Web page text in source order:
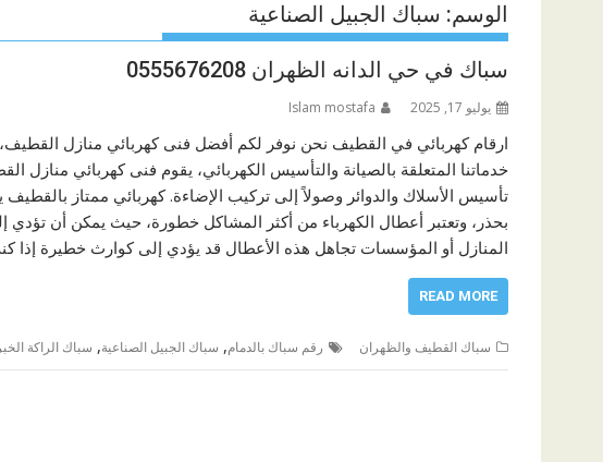
الوسم: سباك الجبيل الصناعية
سباك في حي الدانه الظهران 0555676208
يوليو 17, 2025 Islam mostafa
ارقام كهربائي في القطيف نحن نوفر لكم أفضل فنى كهربائي منازل
خدماتنا المتعلقة بالصيانة والتأسيس الكهربائي، يقوم فنى كهربائي منازل
تأسيس الأسلاك والدوائر وصولاً إلى تركيب الإضاءة. كهربائي ممتاز
بحذر، وتعتبر أعطال الكهرباء من أكثر المشاكل خطورة، حيث يمكن أن تؤدي
المنازل أو المؤسسات تجاهل هذه الأعطال قد يؤدي إلى كوارث خطيرة إذا
READ MORE
سباك القطيف والظهران رقم سباك بالدمام, سباك الجبيل الصناعية, سباك الراكة الخبر